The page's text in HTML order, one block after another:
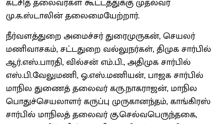
மு.க.ஸ்டாலின் தலைமையேற்றார்.
நீர்வளத்துறை அமைச்சர் துரைமுருகன், செயலர்
மணிவாசகம், சட்டதுறை வல்லுநர்கள், திமுக சார்பில்
ஆர்.எஸ்.பாரதி, வில்சன் எம்.பி., அதிமுக சார்பில்
எஸ்.பி.வேலுமணி, ஓ.எஸ்.மணியன், பாஜக சார்பில்
மாநில துணைத் தலைவர் கரு.நாகராஜன், மாநில
பொதுச்செயலாளர் கருப்பு முருகானந்தம், காங்கிரஸ்
சார்பில் மாநிலத் தலைவர் கு.செல்வபெருந்தகை,